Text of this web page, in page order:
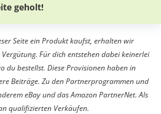
geholt!
Seite ein Produkt kaufst, erhalten wir
Für dich entstehen dabei keinerlei
du bestellst. Diese Provisionen haben in
Beiträge. Zu den Partnerprogrammen und
eBay und das Amazon PartnerNet. Als
qualifizierten Verkäufen.